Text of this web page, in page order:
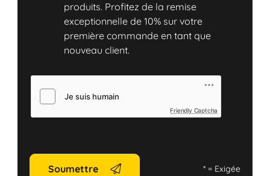
produits. Profitez de la remise
exceptionnelle de 10% sur votre
première commande en tant que
nouveau client.
Friendly Captcha
Soumettre *= Exigée